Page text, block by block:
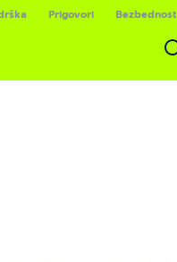
Prigovori Bezbednost